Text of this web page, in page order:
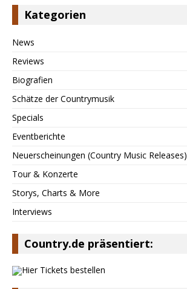
Kategorien
News
Reviews
Biografien
Schätze der Countrymusik
Specials
Eventberichte
Neuerscheinungen (Country Music Releases)
Tour & Konzerte
Storys, Charts & More
Interviews
Country.de präsentiert: